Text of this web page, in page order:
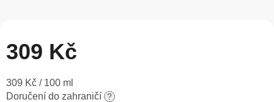
309 Kč
Měrná
cena:
309 Kč / 100 ml
Doručení do zahraničí ?